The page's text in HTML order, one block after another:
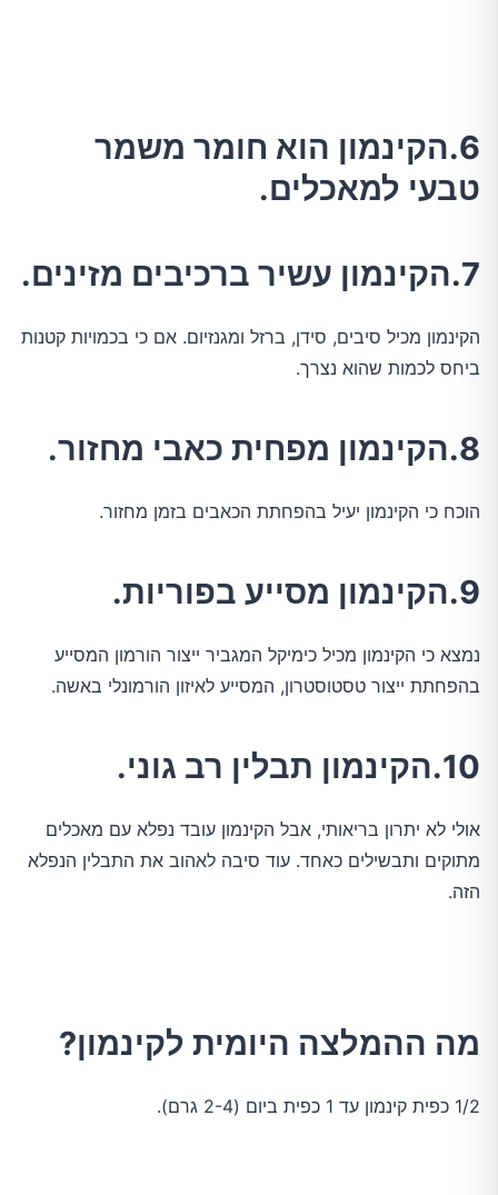
6.הקינמון הוא חומר משמר
טבעי למאכלים.
7.הקינמון עשיר ברכיבים מזינים.
הקינמון מכיל סיבים, סידן, ברזל ומגנזיום. אם כי בכמויות קטנות
ביחס לכמות שהוא נצרך.
8.הקינמון מפחית כאבי מחזור.
הוכח כי הקינמון יעיל בהפחתת הכאבים בזמן מחזור.
9.הקינמון מסייע בפוריות.
נמצא כי הקינמון מכיל כימיקל המגביר ייצור הורמון המסייע
בהפחתת ייצור טסטוסטרון, המסייע לאיזון הורמונלי באשה.
10.הקינמון תבלין רב גוני.
אולי לא יתרון בריאותי, אבל הקינמון עובד נפלא עם מאכלים
מתוקים ותבשילים כאחד. עוד סיבה לאהוב את התבלין הנפלא
הזה.
מה ההמלצה היומית לקינמון?
1/2 כפית קינמון עד 1 כפית ביום (2-4 גרם).